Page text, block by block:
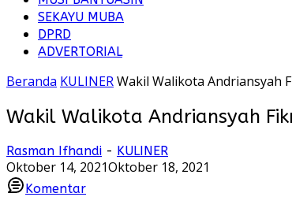
SEKAYU MUBA
DPRD
ADVERTORIAL
Beranda KULINERWakil Walikota Andriansyah
Wakil Walikota Andriansyah
Rasman Ifhandi - KULINER
Oktober 14, 2021Oktober 18, 2021
Komentar